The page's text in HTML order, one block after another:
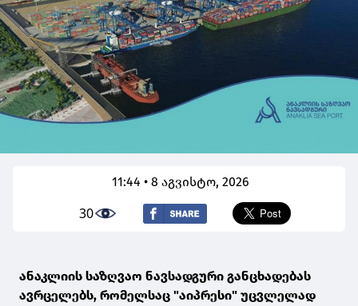
11:44 • 8 აგვისტო, 2026
30
ანაკლიის საზღვაო ნავსადგური განცხადებას
ავრცელებს, რომელსაც "აიპრესი" უცვლელად